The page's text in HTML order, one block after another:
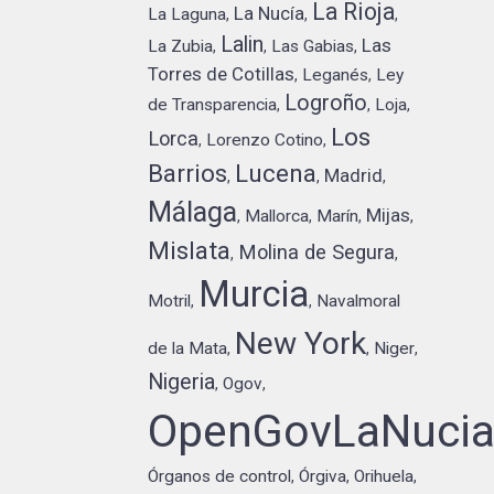
La Laguna, La Nucía, La Rioja,
La Zubia, Lalin, Las Gabias, Las
Torres de Cotillas, Leganés, Ley
de Transparencia, Logroño, Loja,
Lorca, Lorenzo Cotino, Los
Barrios, Lucena, Madrid,
Málaga, Mallorca, Marín, Mijas,
Mislata, Molina de Segura,
Motril, Murcia, Navalmoral
de la Mata, New York, Niger,
Nigeria,Ogov,
Órganos de control,Órgiva,Orihuela,